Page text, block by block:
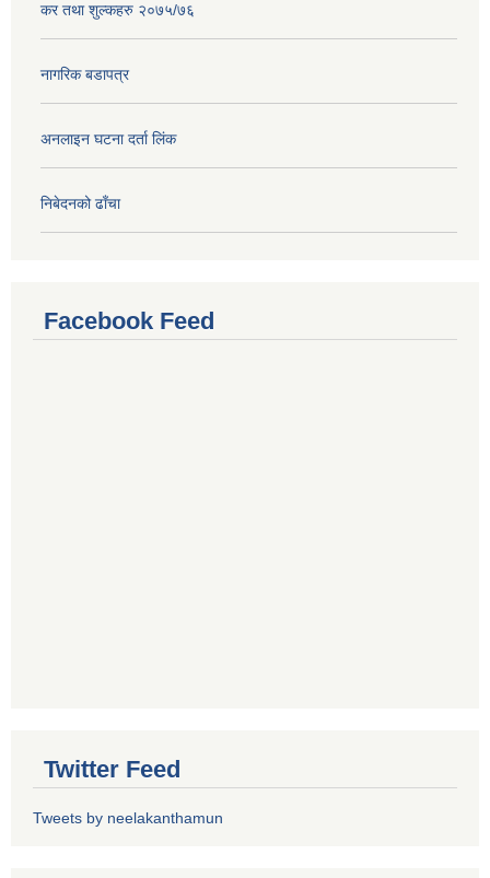
कर तथा शुल्कहरु २०७५/७६
नागरिक बडापत्र
अनलाइन घटना दर्ता लिंक
निबेदनको ढाँचा
Facebook Feed
Twitter Feed
Tweets by neelakanthamun